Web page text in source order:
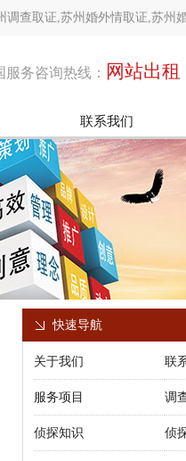
查取证,苏州婚外情取证,苏州
服务咨询热线： 网站出租
联系我们
快速导航
关于我们 联
服务项目 调
侦探知识 侦